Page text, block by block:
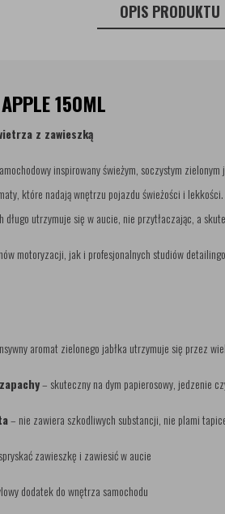
OPIS PRODUKTU
150ML
z zawieszką
inspirowany świeżym, soczystym
które nadają wnętrzu pojazdu świeżości i
długo utrzymuje się w aucie, nie przytłaczając, a
motoryzacji, jak i profesjonalnych studiów
aromat zielonego jabłka utrzymuje się przez
– skuteczny na dym papierosowy, jedzenie
– nie zawiera szkodliwych substancji, nie plami
zawieszkę i zawiesić w aucie
dodatek do wnętrza samochodu